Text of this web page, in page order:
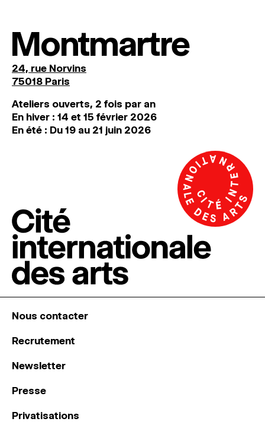
Montmartre
24, rue Norvins
75018 Paris
Ateliers ouverts, 2 fois par an
En hiver : 14 et 15 février 2026
En été : Du 19 au 21 juin 2026
Nous contacter
Recrutement
Newsletter
Presse
Privatisations